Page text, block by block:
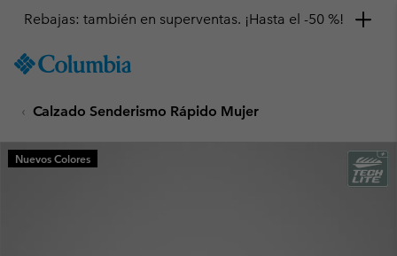
TO
SKIP
MAIN
NAV
Rebajas: también en superventas. ¡Hasta el -50 %!
Calzado Senderismo Rápido Mujer
Nuevos Colores